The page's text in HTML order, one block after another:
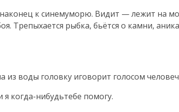
к синемуморю. Видит — лежит на
Трепыхается рыбка, бьётся о камни,
из воды головку иговорит голосом
когда-нибудьтебе помогу.